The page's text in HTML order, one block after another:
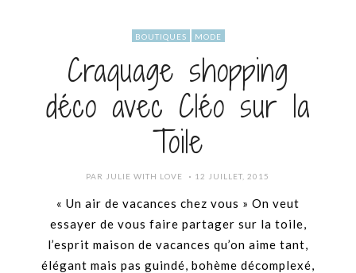
BOUTIQUES MODE
Craquage shopping
déco avec Cléo sur la
Toile
PAR JULIE WITH LOVE
POSTED
12 JUILLET, 2015
« Un air de vacances chez vous » On veut
essayer de vous faire partager sur la toile,
l’esprit maison de vacances qu’on aime tant,
élégant mais pas guindé, bohème décomplexé,